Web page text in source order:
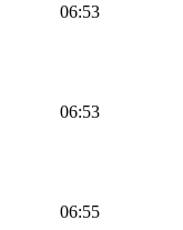
06:53
06:53
06:55